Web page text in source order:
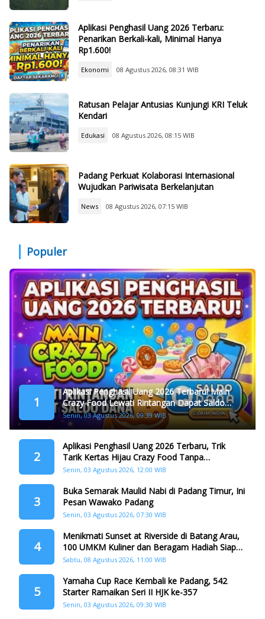
Aplikasi Penghasil Uang 2026 Terbaru:
Penarikan Berkali-kali, Minimal Hanya
Rp1.600!
Ekonomi 08 Agustus 2026, 08:31 WIB
Ratusan Pelajar Antusias Kunjungi KRI Teluk
Kendari
Edukasi 08 Agustus 2026, 08:15 WIB
Padang Perkuat Kolaborasi Internasional
Wujudkan Pariwisata Berkelanjutan
News 08 Agustus 2026, 07:15 WIB
Populer
1
Aplikasi Penghasil Uang 2026 Terbaru! Main
Crazy Food Lewati Rintangan Dapat Saldo
Dana
Senin, 03 Agustus 2026, 09:39 WIB
2
Aplikasi Penghasil Uang 2026 Terbaru, Trik
Tarik Kertas Hijau Crazy Food Tanpa
Penggandaan
Senin, 03 Agustus 2026, 12:00 WIB
3
Buka Semarak Maulid Nabi di Padang Timur, Ini
Pesan Wawako Padang
Senin, 03 Agustus 2026, 07:30 WIB
4
Menikmati Sunset at Riverside di Batang Arau,
100 UMKM Kuliner dan Beragam Hadiah Siap
Memanjakan Warga di Momen HJK Padang
Sabtu, 08 Agustus 2026, 11:00 WIB
5
Yamaha Cup Race Kembali ke Padang, 542
Starter Ramaikan Seri II HJK ke-357
Senin, 03 Agustus 2026, 09:30 WIB